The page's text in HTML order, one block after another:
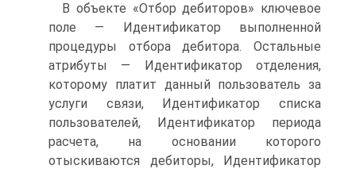
В объекте «Отбор дебиторов» ключевое
поле — Идентификатор выполненной
процедуры отбора дебитора. Остальные
атрибуты — Идентификатор отделения,
которому платит данный пользователь за
услуги связи, Идентификатор списка
пользователей, Идентификатор периода
расчета, на основании которого
отыскиваются дебиторы, Идентификатор